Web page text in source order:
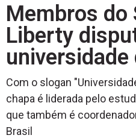
Membros
Liberty
universidade
Com o slogan
chapa é liderada pelo
que também é
Brasil